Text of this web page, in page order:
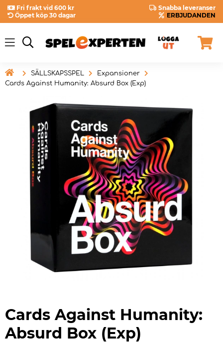
Fri frakt vid 600 kr
Snabba leveranser
Öppet köp 30 dagar
ERBJUDANDEN
 SÄLLSKAPSSPEL
Expansioner
Cards Against Humanity: Absurd Box (Exp)
Cards Against Humanity:
Absurd Box (Exp)